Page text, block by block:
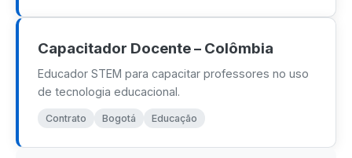
Robótica e Programação
Ensino Fundamental
Inteligência Artificial
ED. TÉCNICA E ENG.
Educação em Hidrogênio
Capacitador Docente – Colômbia
Educador STEM para capacitar professores no uso
de tecnologia educacional.
Contrato Bogotá Educação